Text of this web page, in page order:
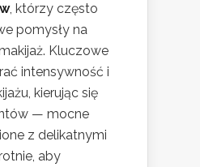
, którzy często
pomysły na
Kluczowe
intensywność i
kierując się
— mocne
z delikatnymi
aby